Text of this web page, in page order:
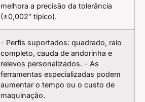
melhora a precisão da tolerância
(±0,002″ típico).
- Perfis suportados: quadrado, raio
completo, cauda de andorinha e
relevos personalizados. - As
ferramentas especializadas podem
aumentar o tempo ou o custo de
maquinação.